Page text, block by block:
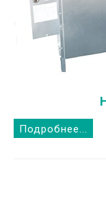
Подробнее...